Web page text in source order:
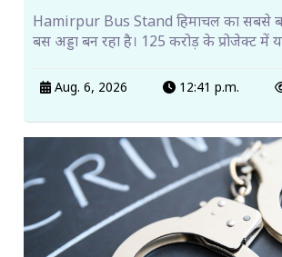
Hamirpur Bus Stand हिमाचल का सबसे
बस अड्डा बन रहा है। 125 करोड़ के प्रोजेक्ट में य
Aug. 6, 2026 12:41 p.m.